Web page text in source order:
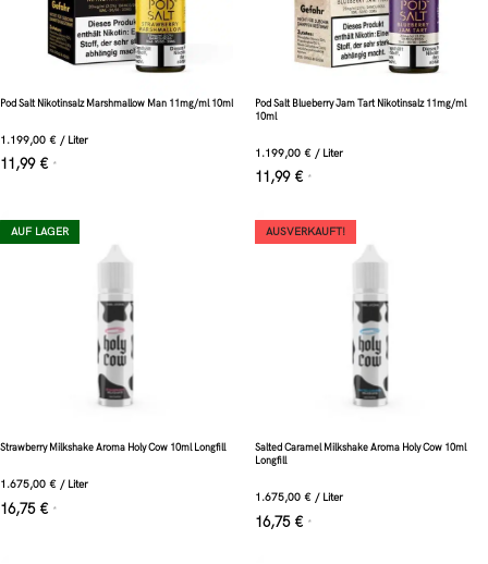
Pod Salt Nikotinsalz Marshmallow Man 11mg/ml 10ml
1.199,00 € / Liter
11,99 € *
Pod Salt Blueberry Jam Tart Nikotinsalz 11mg/ml
10ml
1.199,00 € / Liter
11,99 € *
AUF LAGER
Strawberry Milkshake Aroma Holy Cow 10ml Longfill
1.675,00 € / Liter
16,75 € *
AUSVERKAUFT!
Salted Caramel Milkshake Aroma Holy Cow 10ml
Longfill
1.675,00 € / Liter
16,75 € *